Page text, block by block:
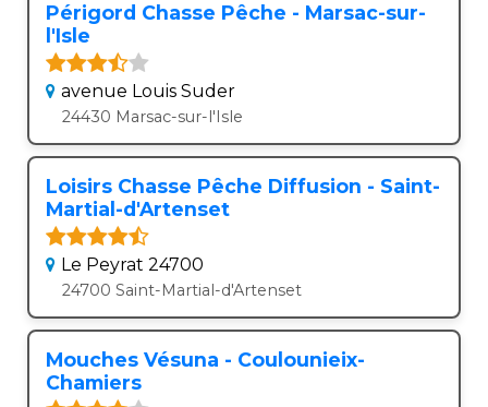
Périgord Chasse Pêche - Marsac-sur-
l'Isle
avenue Louis Suder
24430 Marsac-sur-l'Isle
Loisirs Chasse Pêche Diffusion - Saint-
Martial-d'Artenset
Le Peyrat 24700
24700 Saint-Martial-d'Artenset
Mouches Vésuna - Coulounieix-
Chamiers